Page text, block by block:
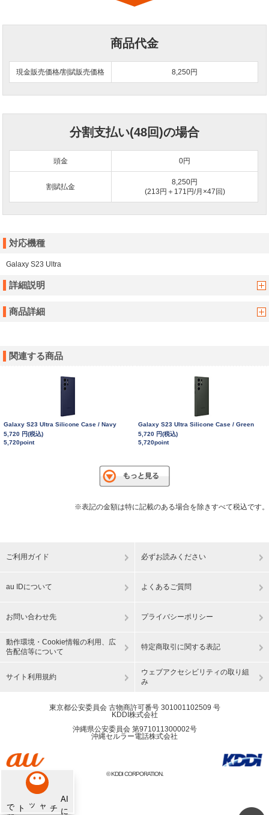
商品代金
現金販売価格/割賦販売価格 8,250円
分割支払い(48回)の場合
頭金 0円
割賦払金
8,250円
(213円＋171円/月×47回)
対応機種
Galaxy S23 Ultra
詳細説明
商品詳細
関連する商品
Galaxy S23 Ultra Silicone Case / Navy
5,720 円(税込)
5,720point
Galaxy S23 Ultra Silicone Case / Green
5,720 円(税込)
5,720point
※表記の金額は特に記載のある場合を除きすべて税込です。
ご利用ガイド 必ずお読みください
au IDについて よくあるご質問
お問い合わせ先 プライバシーポリシー
動作環境・Cookie情報の利用、広
告配信等について
特定商取引に関する表記
サイト利用規約
ウェブアクセシビリティの取り組
み
東京都公安委員会 古物商許可番号 301001102509 号
KDDI株式会社
沖縄県公安委員会 第971011300002号
沖縄セルラー電話株式会社
© KDDI CORPORATION.